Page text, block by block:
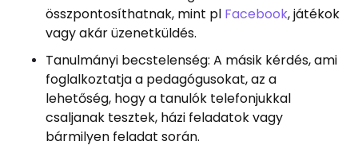
összpontosíthatnak, mint pl Facebook, játékok
vagy akár üzenetküldés.
Tanulmányi becstelenség: A másik kérdés, ami
foglalkoztatja a pedagógusokat, az a
lehetőség, hogy a tanulók telefonjukkal
csaljanak tesztek, házi feladatok vagy
bármilyen feladat során.